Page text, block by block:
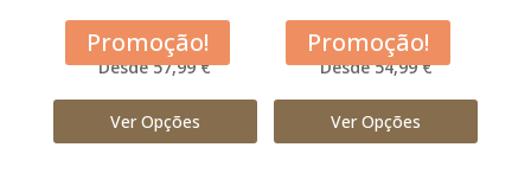
Promoção!
Acana Adult Dog
Desde 57,99 €
Ver Opções
Promoção!
Acana Classic Red
Desde 54,99 €
Ver Opções